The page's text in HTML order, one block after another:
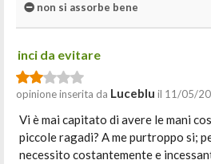
non si assorbe bene
inci da evitare
opinione inserita da Luceblu il 11/05/
Vi è mai capitato di avere le mani
piccole ragadi? A me purtroppo si;
necessito costantemente e